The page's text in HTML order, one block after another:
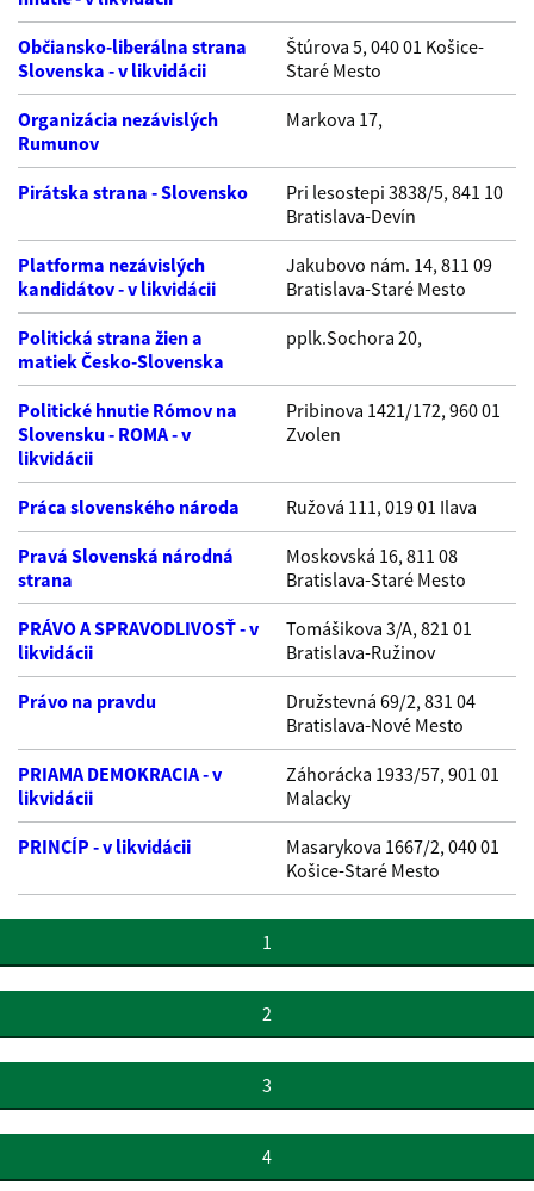
Občiansko-liberálna strana
Slovenska - v likvidácii
Štúrova 5, 040 01 Košice-
Staré Mesto
Organizácia nezávislých
Rumunov
Markova 17,
Pirátska strana - Slovensko
Pri lesostepi 3838/5, 841 10
Bratislava-Devín
Platforma nezávislých
kandidátov - v likvidácii
Jakubovo nám. 14, 811 09
Bratislava-Staré Mesto
Politická strana žien a
matiek Česko-Slovenska
pplk.Sochora 20,
Politické hnutie Rómov na
Slovensku - ROMA - v
likvidácii
Pribinova 1421/172, 960 01
Zvolen
Práca slovenského národa Ružová 111, 019 01 Ilava
Pravá Slovenská národná
strana
Moskovská 16, 811 08
Bratislava-Staré Mesto
PRÁVO A SPRAVODLIVOSŤ - v
likvidácii
Tomášikova 3/A, 821 01
Bratislava-Ružinov
Právo na pravdu
Družstevná 69/2, 831 04
Bratislava-Nové Mesto
PRIAMA DEMOKRACIA - v
likvidácii
Záhorácka 1933/57, 901 01
Malacky
PRINCÍP - v likvidácii
Masarykova 1667/2, 040 01
Košice-Staré Mesto
1
2
3
4